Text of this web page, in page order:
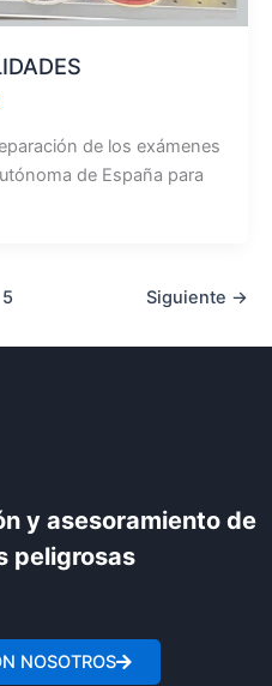
de los exámenes
de España para
5 Siguiente →
y asesoramiento de
peligrosas
NOSOTROS